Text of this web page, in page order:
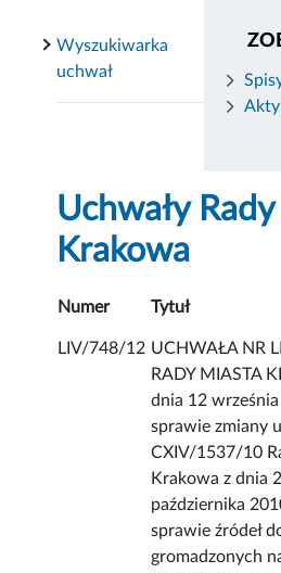
Wyszukiwarka
uchwał
Uchwały
Krakowa
Numer Tytuł
LIV/748/12 UCHWAŁA NR
RADY MIASTA
dnia 12
sprawie zmiany
CXIV/1537/10
Krakowa z dnia
października
sprawie źródeł
gromadzonych